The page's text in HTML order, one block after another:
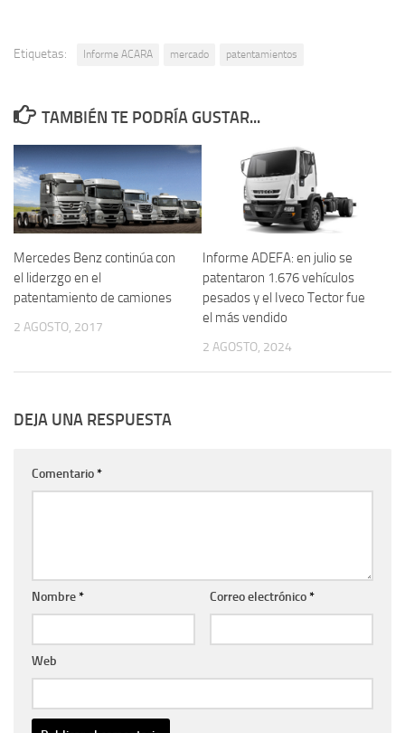
Etiquetas: Informe ACARA mercado patentamientos
TAMBIÉN TE PODRÍA GUSTAR...
Mercedes Benz continúa con
el liderzgo en el
patentamiento de camiones
2 AGOSTO, 2017
Informe ADEFA: en julio se
patentaron 1.676 vehículos
pesados y el Iveco Tector fue
el más vendido
2 AGOSTO, 2024
DEJA UNA RESPUESTA
Comentario*
Nombre* Correo electrónico*
Web